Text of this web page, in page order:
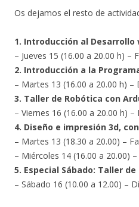
Os dejamos el resto de
1. Introducción al Desarrollo
– Jueves 15 (16.00 a 20.00 h) –
2. Introducción a la
– Martes 13 (16.00 a 20.00 h) –
3. Taller de Robótica con
– Viernes 16 (16.00 a 20.00 h)
4. Diseño e impresión 3d,
– Martes 13 (18.30 a 20.00) –
– Miércoles 14 (16.00 a 20.00)
5. Especial Sábado: Taller
– Sábado 16 (10.00 a 12.00) –